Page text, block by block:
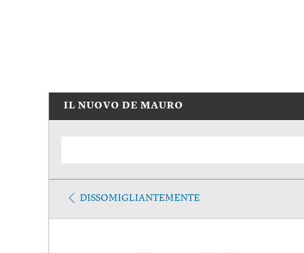
IL NUOVO DE MAURO
DISSOMIGLIANTEMENTE